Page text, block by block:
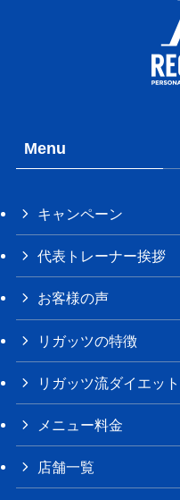
Menu
キャンペーン
代表トレーナー挨拶
お客様の声
リガッツの特徴
リガッツ流ダイエット
メニュー料金
店舗一覧